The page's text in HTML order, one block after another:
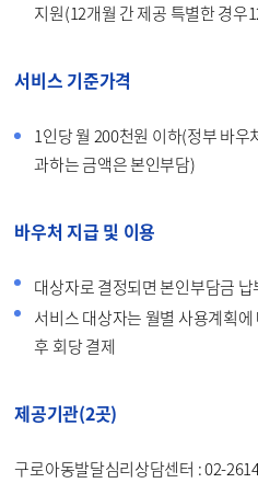
지원(12개월 간 제공 특별한 경우
서비스 기준가격
1인당 월 200천원 이하(정부 바
과하는 금액은 본인부담)
바우처 지급 및 이용
대상자로 결정되면 본인부담금
서비스 대상자는 월별 사용계획
후 회당 결제
제공기관(2곳)
구로아동발달심리상담센터 : 02-